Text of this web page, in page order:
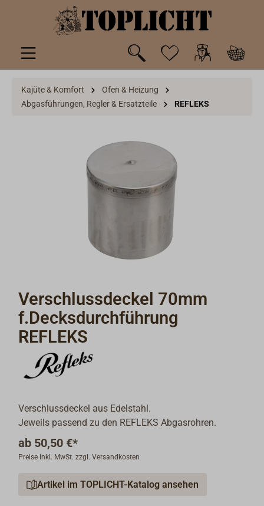
springen
Kajüte & Komfort
Ofen & Heizung
Abgasführungen, Regler & Ersatzteile
REFLEKS
Verschlussdeckel 70mm
f.Decksdurchführung
REFLEKS
Verschlussdeckel aus Edelstahl.
Jeweils passend zu den REFLEKS Abgasrohren.
ab 50,50 €*
Preise inkl. MwSt. zzgl. Versandkosten
Artikel im TOPLICHT-Katalog ansehen